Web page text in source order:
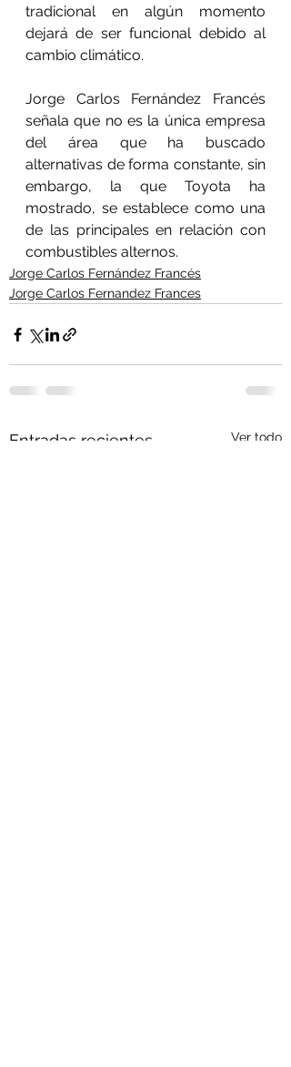
tradicional en algún momento
dejará de ser funcional debido al
cambio climático.
Jorge Carlos Fernández Francés
señala que no es la única empresa
del área que ha buscado
alternativas de forma constante, sin
embargo, la que Toyota ha
mostrado, se establece como una
de las principales en relación con
combustibles alternos.
Jorge Carlos Fernández Francés
Jorge Carlos Fernandez Frances
Entradas recientes Ver todo